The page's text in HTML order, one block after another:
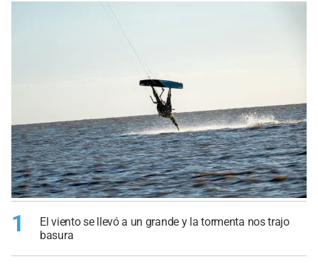
1
El viento se llevó a un grande y la tormenta nos trajo
basura